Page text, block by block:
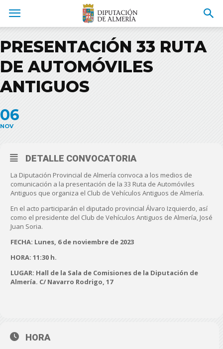
PRESENTACIÓN 33 RUTA
DE AUTOMÓVILES
ANTIGUOS
06
NOV
DETALLE CONVOCATORIA
La Diputación Provincial de Almería convoca a los medios de
comunicación a la presentación de la 33 Ruta de Automóviles
Antiguos que organiza el Club de Vehículos Antiguos de Almería.
En el acto participarán el diputado provincial Álvaro Izquierdo, así
como el presidente del Club de Vehículos Antiguos de Almería, José
Juan Soria.
FECHA: Lunes, 6 de noviembre de 2023
HORA: 11:30 h.
LUGAR: Hall de la Sala de Comisiones de la Diputación de
Almería. C/ Navarro Rodrigo, 17
HORA